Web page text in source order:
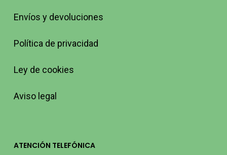
Envíos y devoluciones
Política de privacidad
Ley de cookies
Aviso legal
ATENCIÓN TELEFÓNICA